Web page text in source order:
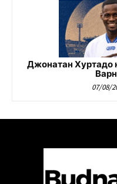
Джонатан Хуртадо
07/08/